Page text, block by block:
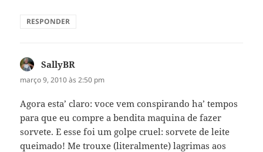
RESPONDER
SallyBR
março 9, 2010 às 2:50 pm
Agora esta’ claro: voce vem conspirando ha’ tempos
para que eu compre a bendita maquina de fazer
sorvete. E esse foi um golpe cruel: sorvete de leite
queimado! Me trouxe (literalmente) lagrimas aos